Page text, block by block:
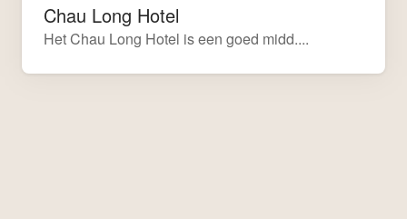
Chau Long Hotel
Het Chau Long Hotel is een goed midd....